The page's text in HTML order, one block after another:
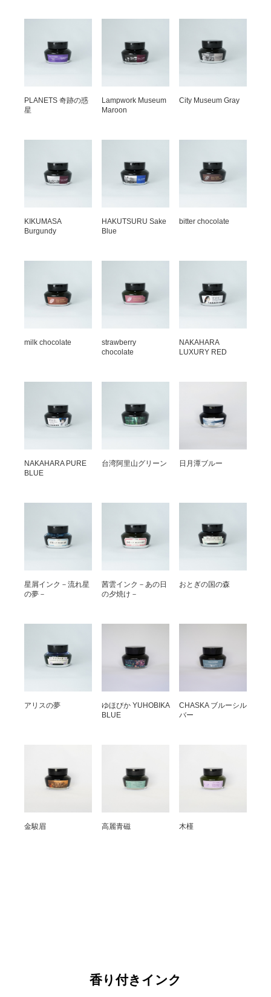
PLANETS 奇跡の惑
星
Lampwork Museum
Maroon
City Museum Gray
KIKUMASA
Burgundy
HAKUTSURU Sake
Blue
bitter chocolate
milk chocolate
strawberry
chocolate
NAKAHARA
LUXURY RED
NAKAHARA PURE
BLUE
台湾阿里山グリーン 日月潭ブルー
星屑インク－流れ星
の夢－
茜雲インク－あの日
の夕焼け－
おとぎの国の森
アリスの夢
ゆほびか YUHOBIKA
BLUE
CHASKA ブルーシル
バー
金駿眉 高麗青磁 木槿
香り付きインク